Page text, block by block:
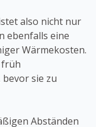
also nicht nur
ebenfalls eine
Wärmekosten.
früh
sie zu
Abständen